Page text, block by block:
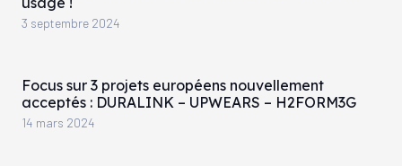
3 septembre 2024
Focus sur 3 projets européens nouvellement
acceptés : DURALINK – UPWEARS – H2FORM3G
14 mars 2024